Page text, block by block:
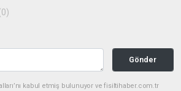
Gönder
kabul etmiş bulunuyor ve fisiltihaber.com.tr